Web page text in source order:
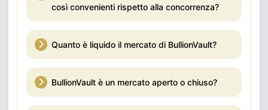
così convenienti rispetto alla concorrenza?
Quanto è liquido il mercato di BullionVault?
BullionVault è un mercato aperto o chiuso?